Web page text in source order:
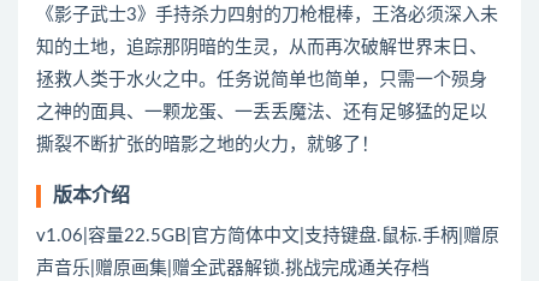
《影子武士3》手持杀力四射的刀枪棍棒，王洛必须深入未
知的土地，追踪那阴暗的生灵，从而再次破解世界末日、
拯救人类于水火之中。任务说简单也简单，只需一个殒身
之神的面具、一颗龙蛋、一丢丢魔法、还有足够猛的足以
撕裂不断扩张的暗影之地的火力，就够了！
版本介绍
v1.06|容量22.5GB|官方简体中文|支持键盘.鼠标.手柄|赠原
声音乐|赠原画集|赠全武器解锁.挑战完成通关存档